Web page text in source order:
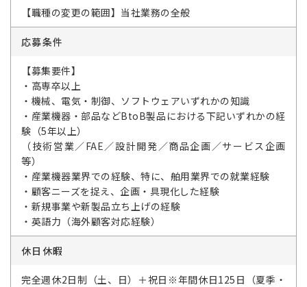
【職種の変更の範囲】当社業務の全般
応募条件
【募集要件】
・高専卒以上
・機械、電気・制御、ソフトウェアいずれかの知識
・産業機器・部品などBtoB製品における下記いずれかの経
験（5年以上）
（技術営業／FAE／設計開発／商品企画／サービス企画
等）
・産業機器業界での経験、特に、舶用業界での就業経験
・顧客ニーズを捉え、企画・具現化した経験
・新規事業や新製品立ち上げの経験
・英語力（海外顧客対応経験）
休日休暇
完全週休2日制（土、日）＋祝日※年間休日125日（夏季・